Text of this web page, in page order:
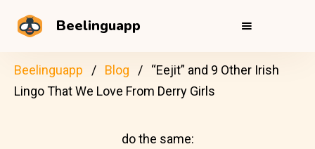
Beelinguapp
Beelinguapp Blog
“Eejit” and 9 Other Irish
Lingo That We Love From Derry Girls
do the same: